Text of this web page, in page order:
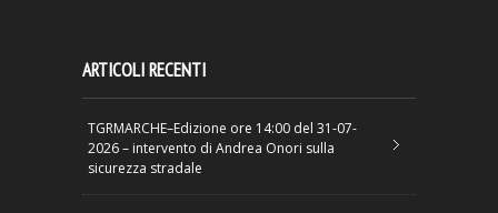
ARTICOLI RECENTI
TGRMARCHE–Edizione ore 14:00 del 31-07-
2026 – intervento di Andrea Onori sulla
sicurezza stradale